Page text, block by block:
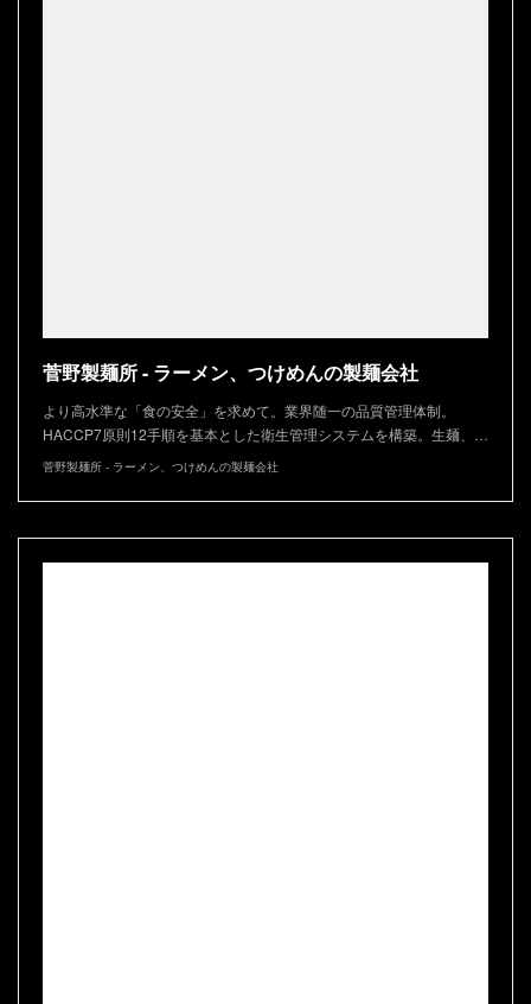
菅野製麺所 - ラーメン、つけめんの製麺会社
より高水準な「食の安全」を求めて。業界随一の品質管理体制。
HACCP7原則12手順を基本とした衛生管理システムを構築。生麺、…
菅野製麺所 - ラーメン、つけめんの製麺会社